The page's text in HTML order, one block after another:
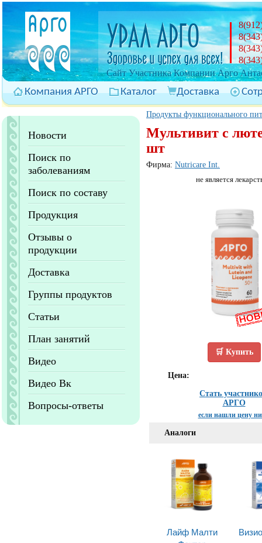
Cайт Участника Компании Арго
Компания АРГО Каталог Доставка
Новости
Поиск по
заболеваниям
Поиск по составу
Продукция
Отзывы о
продукции
Доставка
Группы продуктов
Статьи
План занятий
Видео
Видео Вк
Вопросы-ответы
Продукты функционального
Мультивит с
шт
Фирма: Nutricare Int.
не является
🛒 Купить
Цена:
Стать
АРГО
если нашли цену
Аналоги
Лайф Малти